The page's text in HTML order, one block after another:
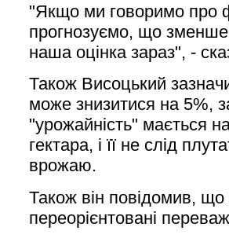
"Якщо ми говоримо про
прогнозуємо, що
наша оцінка зараз", -
Також Висоцький
може знизитися на 5%,
"урожайність" мається
гектара, і її не слід
врожаю.
Також він повідомив, що
переорієнтовані